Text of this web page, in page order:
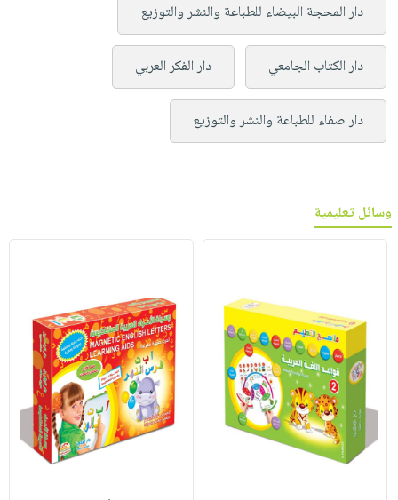
دار المحجة البيضاء للطباعة والنشر والتوزيع
دار الكتاب الجامعي دار الفكر العربي
دار صفاء للطباعة والنشر والتوزيع
وسائل تعليمية